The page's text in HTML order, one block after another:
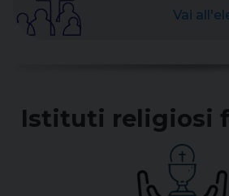
Vai
Istituti religiosi